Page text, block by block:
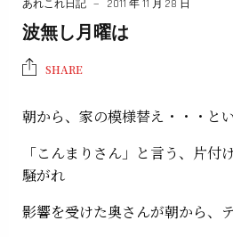
あれこれ日記 2011 年 11 月 28 日
波無し月曜は
SHARE
朝から、家の模様替え・・・と
「こんまりさん」と言う、片付
騒がれ
影響を受けた奥さんが朝から、